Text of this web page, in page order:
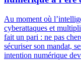
Au moment où
cyberattaques et
fait un pari : ne pas
sécuriser son mandat,
intention numérique